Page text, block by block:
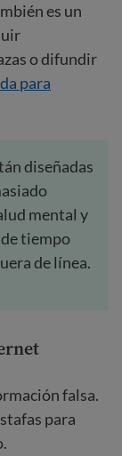
es un
o difundir
para
diseñadas
mental y
tiempo
de línea.
falsa.
para